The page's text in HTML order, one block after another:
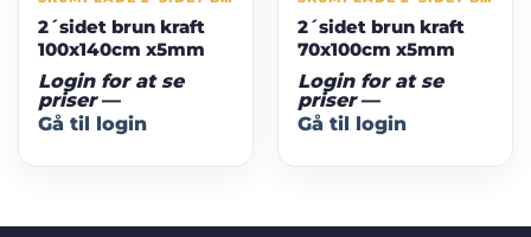
2´sidet brun kraft
100x140cm x5mm
Login for at se
priser—
Gå til login
2´sidet brun kraft
70x100cm x5mm
Login for at se
priser—
Gå til login